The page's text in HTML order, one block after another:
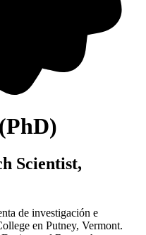
Scientist,
de investigación e
en Putney, Vermont.